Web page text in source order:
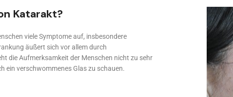
Katarakt?
viele Symptome auf, insbesondere
äußert sich vor allem durch
die Aufmerksamkeit der Menschen nicht zu sehr
ein verschwommenes Glas zu schauen.